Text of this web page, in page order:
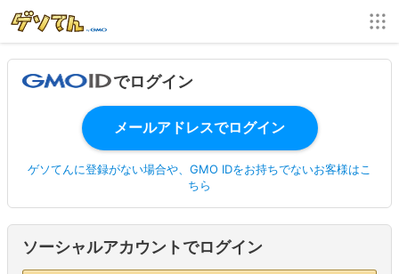
でログイン
ゲソてんに登録がない場合や、GMO IDをお持ちでないお客様はこ
ちら
ソーシャルアカウントでログイン